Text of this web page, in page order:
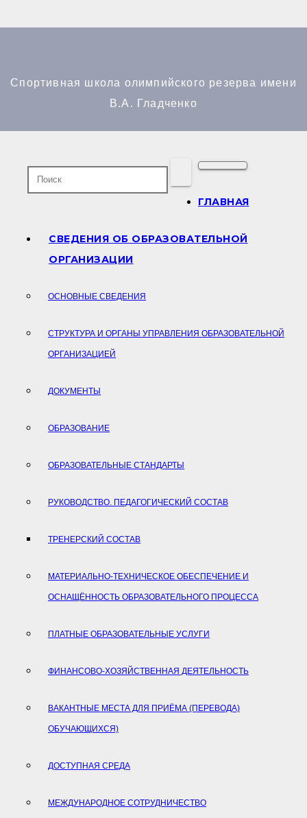
к
Спортивная школа олимпийского резерва имени
В.А. Гладченко
ГЛАВНАЯ
СВЕДЕНИЯ ОБ ОБРАЗОВАТЕЛЬНОЙ
ОРГАНИЗАЦИИ
ОСНОВНЫЕ СВЕДЕНИЯ
СТРУКТУРА И ОРГАНЫ УПРАВЛЕНИЯ ОБРАЗОВАТЕЛЬНОЙ
ОРГАНИЗАЦИЕЙ
ДОКУМЕНТЫ
ОБРАЗОВАНИЕ
ОБРАЗОВАТЕЛЬНЫЕ СТАНДАРТЫ
РУКОВОДСТВО. ПЕДАГОГИЧЕСКИЙ СОСТАВ
ТРЕНЕРСКИЙ СОСТАВ
МАТЕРИАЛЬНО-ТЕХНИЧЕСКОЕ ОБЕСПЕЧЕНИЕ И
ОСНАЩЁННОСТЬ ОБРАЗОВАТЕЛЬНОГО ПРОЦЕССА
ПЛАТНЫЕ ОБРАЗОВАТЕЛЬНЫЕ УСЛУГИ
ФИНАНСОВО-ХОЗЯЙСТВЕННАЯ ДЕЯТЕЛЬНОСТЬ
ВАКАНТНЫЕ МЕСТА ДЛЯ ПРИЁМА (ПЕРЕВОДА)
ОБУЧАЮЩИХСЯ)
ДОСТУПНАЯ СРЕДА
МЕЖДУНАРОДНОЕ СОТРУДНИЧЕСТВО